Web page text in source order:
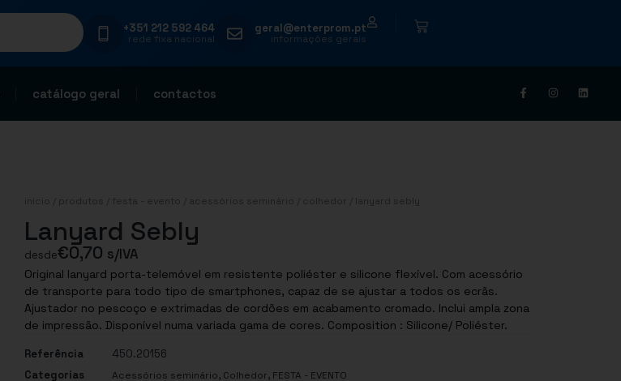
+351 212 592 464
rede fixa nacional
geral@enterprom.pt
informações gerais
catálogo geral contactos
início produtos festa - evento acessórios seminário colhedor / lanyard sebly
Lanyard Sebly
desde€0,70 s/IVA
Original lanyard porta-telemóvel em resistente poliéster e silicone flexível. Com acessório
de transporte para todo tipo de smartphones, capaz de se ajustar a todos os ecrãs.
Ajustador no pescoço e extrimadas de cordões em acabamento cromado. Inclui ampla zona
de impressão. Disponível numa variada gama de cores. Composition : Silicone/ Poliéster.
Referência
450.20156
Categorias
Acessórios seminário, Colhedor, FESTA - EVENTO